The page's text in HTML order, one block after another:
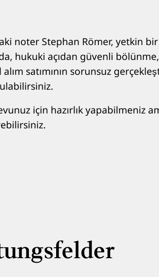
noter Stephan Römer, yetkin bir
hukuki açıdan güvenli
satımının sorunsuz
için hazırlık yapabilmeniz